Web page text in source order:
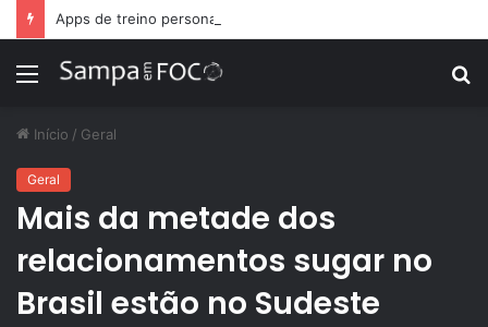
Menu
Início / Geral
Geral
Mais da metade dos
relacionamentos sugar no
Brasil estão no Sudeste